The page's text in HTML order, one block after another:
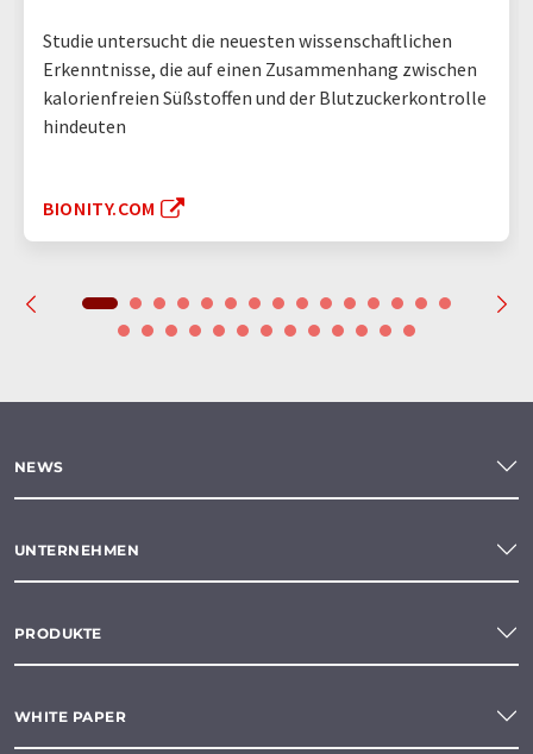
Studie untersucht die neuesten wissenschaftlichen
Erkenntnisse, die auf einen Zusammenhang zwischen
kalorienfreien Süßstoffen und der Blutzuckerkontrolle
hindeuten
BIONITY.COM
NEWS
UNTERNEHMEN
PRODUKTE
WHITE PAPER